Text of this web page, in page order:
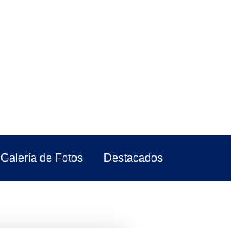
Galería de Fotos Destacados